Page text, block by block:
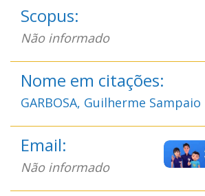
Scopus:
Não informado
Nome em citações:
GARBOSA, Guilherme Sampaio
Email:
Não informado